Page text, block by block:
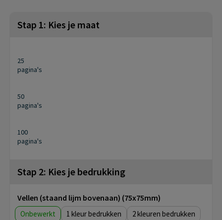
Stap 1: Kies je maat
25
pagina's
50
pagina's
100
pagina's
Stap 2: Kies je bedrukking
Vellen (staand lijm bovenaan) (75x75mm)
Onbewerkt 1 2